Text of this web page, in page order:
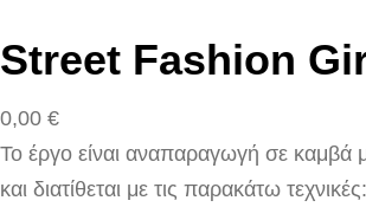
Street Fashion
0,00 €
Το έργο είναι αναπαραγωγή σε καμβά
και διατίθεται με τις παρακάτω